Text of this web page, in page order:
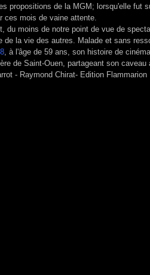
propositions de la MGM; lorsqu'elle fut
ces mois de vaine attente.
du moins de notre point de vue de
de la vie des autres. Malade et sans
, à l'âge de 59 ans, son histoire de
de Saint-Ouen, partageant son
- Raymond Chirat- Edition Flammarion